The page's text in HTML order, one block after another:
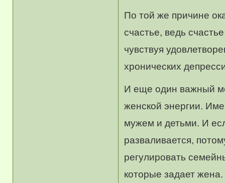
По той же причине
счастье, ведь
чувствуя
хронических
И еще один важный
женской энергии.
мужем и детьми. И
разваливается,
регулировать
которые задает жена.